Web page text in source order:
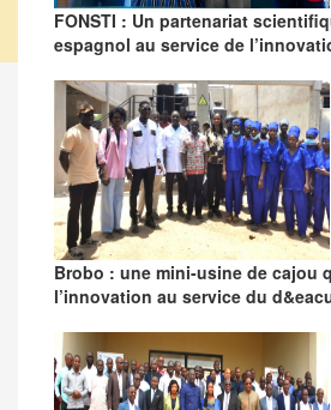
FONSTI : Un partenariat
espagnol au service de
Brobo : une mini-usine de cajou
l’innovation au service du